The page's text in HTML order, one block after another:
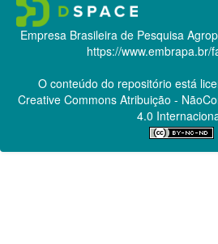
Empresa Brasileira de Pesquisa
https://www.embrapa.br/
O conteúdo do repositório está
Creative CommonsAtribuição -
4.0